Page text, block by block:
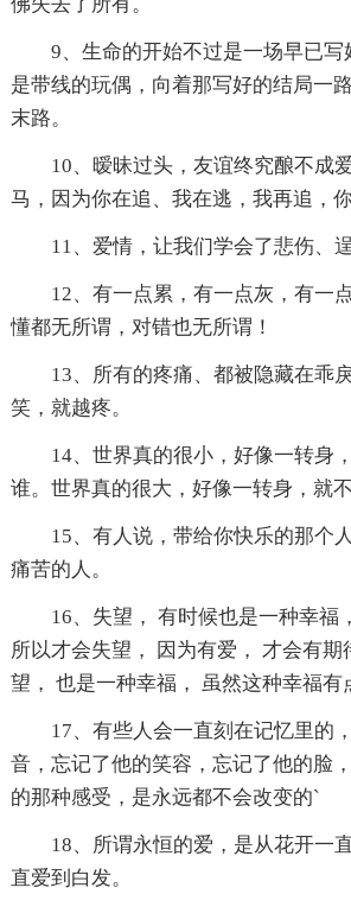
佛失去了所有。
9、生命的开始不过是一场早已
是带线的玩偶，向着那写好的结局一
末路。
10、暧昧过头，友谊终究酿不成
马，因为你在追、我在逃，我再追
11、爱情，让我们学会了悲伤、
12、有一点累，有一点灰，有一
懂都无所谓，对错也无所谓！
13、所有的疼痛、都被隐藏在乖
笑，就越疼。
14、世界真的很小，好像一转身
谁。世界真的很大，好像一转身，就
15、有人说，带给你快乐的那个
痛苦的人。
16、失望， 有时候也是一种幸福
所以才会失望， 因为有爱， 才会有期
望， 也是一种幸福， 虽然这种幸福有
17、有些人会一直刻在记忆里的
音，忘记了他的笑容，忘记了他的脸
的那种感受，是永远都不会改变的`
18、所谓永恒的爱，是从花开一
直爱到白发。